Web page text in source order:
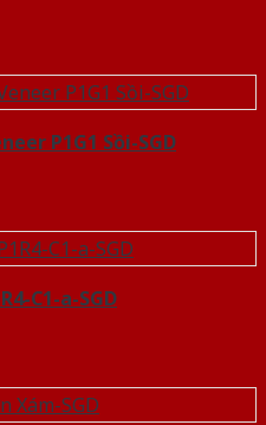
P1G1 Sồi-SGD
C1-a-SGD